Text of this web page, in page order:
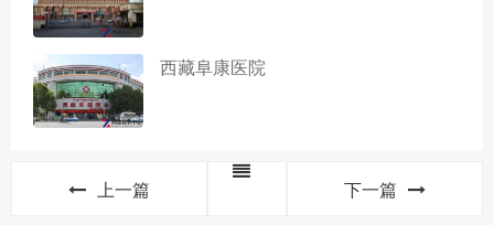
西藏阜康医院
上一篇 下一篇